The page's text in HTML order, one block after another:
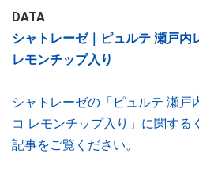
DATA
シャトレーゼ｜ピュルテ 瀬戸内
レモンチップ入り
シャトレーゼの「ピュルテ 瀬戸
コ レモンチップ入り」に関する
記事をご覧ください。